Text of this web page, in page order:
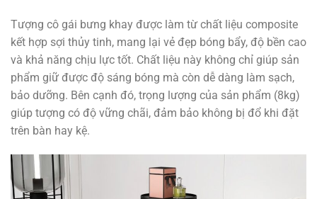
Tượng cô gái bưng khay được làm từ chất liệu composite
kết hợp sợi thủy tinh, mang lại vẻ đẹp bóng bẩy, độ bền cao
và khả năng chịu lực tốt. Chất liệu này không chỉ giúp sản
phẩm giữ được độ sáng bóng mà còn dễ dàng làm sạch,
bảo dưỡng. Bên cạnh đó, trọng lượng của sản phẩm (8kg)
giúp tượng có độ vững chãi, đảm bảo không bị đổ khi đặt
trên bàn hay kệ.